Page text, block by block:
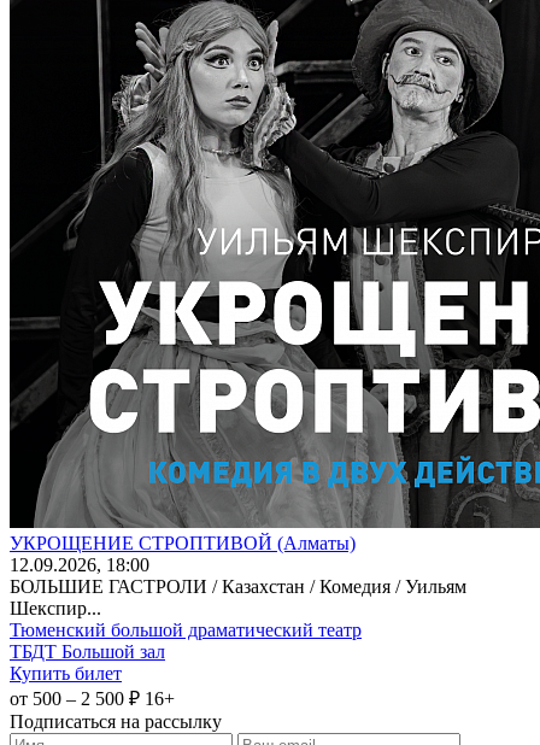
УКРОЩЕНИЕ СТРОПТИВОЙ (Алматы)
12.09.2026, 18:00
БОЛЬШИЕ ГАСТРОЛИ / Казахстан / Комедия / Уильям
Шекспир...
Тюменский большой драматический театр
ТБДТ Большой зал
Купить билет
от 500 – 2 500 ₽ 16+
Подписаться на рассылку